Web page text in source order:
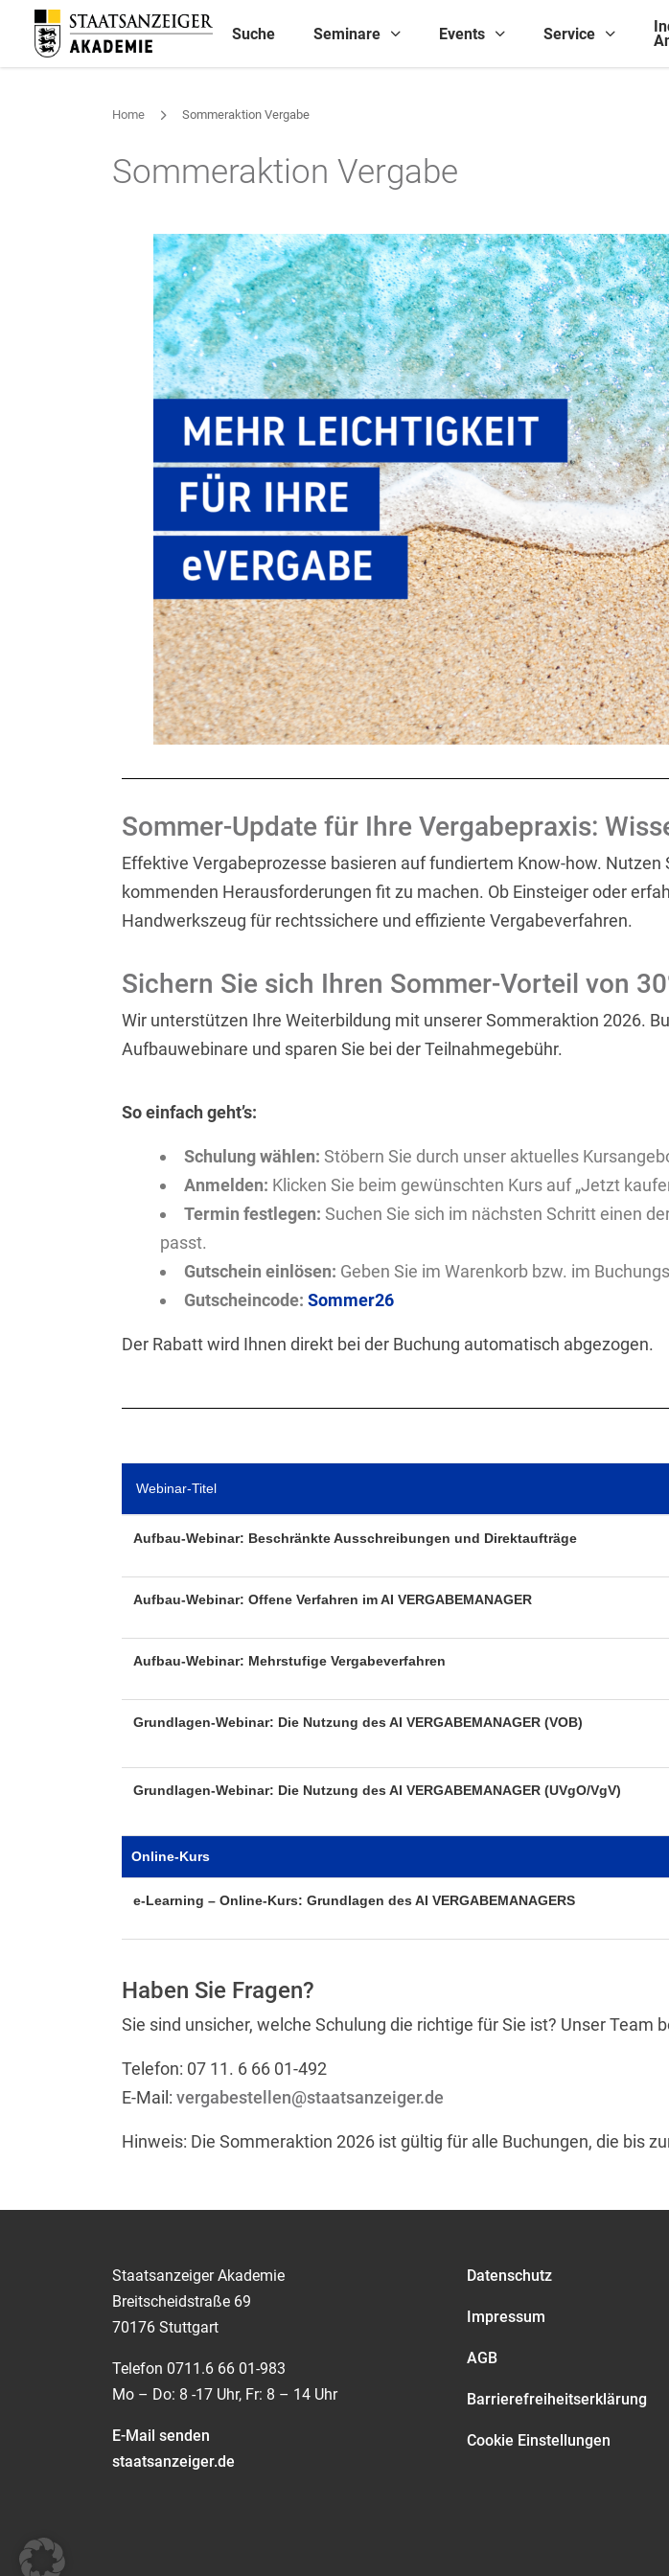
Suche Seminare Events Service
Home Sommeraktion Vergabe
Sommeraktion Vergabe
Sommer-Update für Ihre Vergabepraxis:
Effektive Vergabeprozesse basieren auf fundiertem Know-how.
kommenden Herausforderungen fit zu machen. Ob Einsteiger oder
Handwerkszeug für rechtssichere und effiziente Vergabeverfahren.
Sichern Sie sich Ihren Sommer-Vorteil von
Wir unterstützen Ihre Weiterbildung mit unserer Sommeraktion 2026.
Aufbauwebinare und sparen Sie bei der Teilnahmegebühr.
So einfach geht’s:
Schulung wählen: Stöbern Sie durch unser aktuelles
Anmelden: Klicken Sie beim gewünschten Kurs auf „Jetzt
Termin festlegen: Suchen Sie sich im nächsten Schritt einen
passt.
Gutschein einlösen: Geben Sie im Warenkorb bzw. im
Gutscheincode: Sommer26
Der Rabatt wird Ihnen direkt bei der Buchung automatisch abgezogen.
Webinar-Titel
Aufbau-Webinar: Beschränkte Ausschreibungen und Direktaufträge
Aufbau-Webinar: Offene Verfahren im AI VERGABEMANAGER
Aufbau-Webinar: Mehrstufige Vergabeverfahren
Grundlagen-Webinar: Die Nutzung des AI VERGABEMANAGER (VOB)
Grundlagen-Webinar: Die Nutzung des AI VERGABEMANAGER (UVgO/VgV)
Online-Kurs
e-Learning – Online-Kurs: Grundlagen des AI VERGABEMANAGERS
Haben Sie Fragen?
Sie sind unsicher, welche Schulung die richtige für Sie ist? Unser Team
Telefon: 07 11. 6 66 01-492
E-Mail: vergabestellen@staatsanzeiger.de
Hinweis: Die Sommeraktion 2026 ist gültig für alle Buchungen, die bis
Staatsanzeiger Akademie
Breitscheidstraße 69
70176 Stuttgart
Telefon 0711.6 66 01-983
Mo – Do: 8 -17 Uhr, Fr: 8 – 14 Uhr
E-Mail senden
staatsanzeiger.de
Datenschutz
Impressum
AGB
Barrierefreiheitserklärung
Cookie Einstellungen